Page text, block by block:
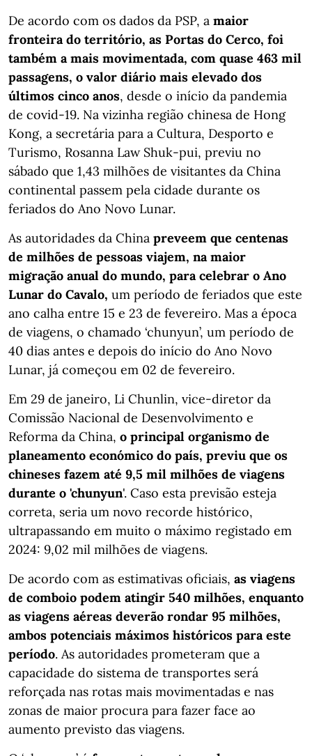
De acordo com os dados da PSP, a maior
fronteira do território, as Portas do Cerco, foi
também a mais movimentada, com quase 463 mil
passagens, o valor diário mais elevado dos
últimos cinco anos, desde o início da pandemia
de covid-19. Na vizinha região chinesa de Hong
Kong, a secretária para a Cultura, Desporto e
Turismo, Rosanna Law Shuk-pui, previu no
sábado que 1,43 milhões de visitantes da China
continental passem pela cidade durante os
feriados do Ano Novo Lunar.
As autoridades da China preveem que centenas
de milhões de pessoas viajem, na maior
migração anual do mundo, para celebrar o Ano
Lunar do Cavalo, um período de feriados que este
ano calha entre 15 e 23 de fevereiro. Mas a época
de viagens, o chamado ‘chunyun’, um período de
40 dias antes e depois do início do Ano Novo
Lunar, já começou em 02 de fevereiro.
Em 29 de janeiro, Li Chunlin, vice-diretor da
Comissão Nacional de Desenvolvimento e
Reforma da China, o principal organismo de
planeamento económico do país, previu que os
chineses fazem até 9,5 mil milhões de viagens
durante o 'chunyun'. Caso esta previsão esteja
correta, seria um novo recorde histórico,
ultrapassando em muito o máximo registado em
2024: 9,02 mil milhões de viagens.
De acordo com as estimativas oficiais, as viagens
de comboio podem atingir 540 milhões, enquanto
as viagens aéreas deverão rondar 95 milhões,
ambos potenciais máximos históricos para este
período. As autoridades prometeram que a
capacidade do sistema de transportes será
reforçada nas rotas mais movimentadas e nas
zonas de maior procura para fazer face ao
aumento previsto das viagens.